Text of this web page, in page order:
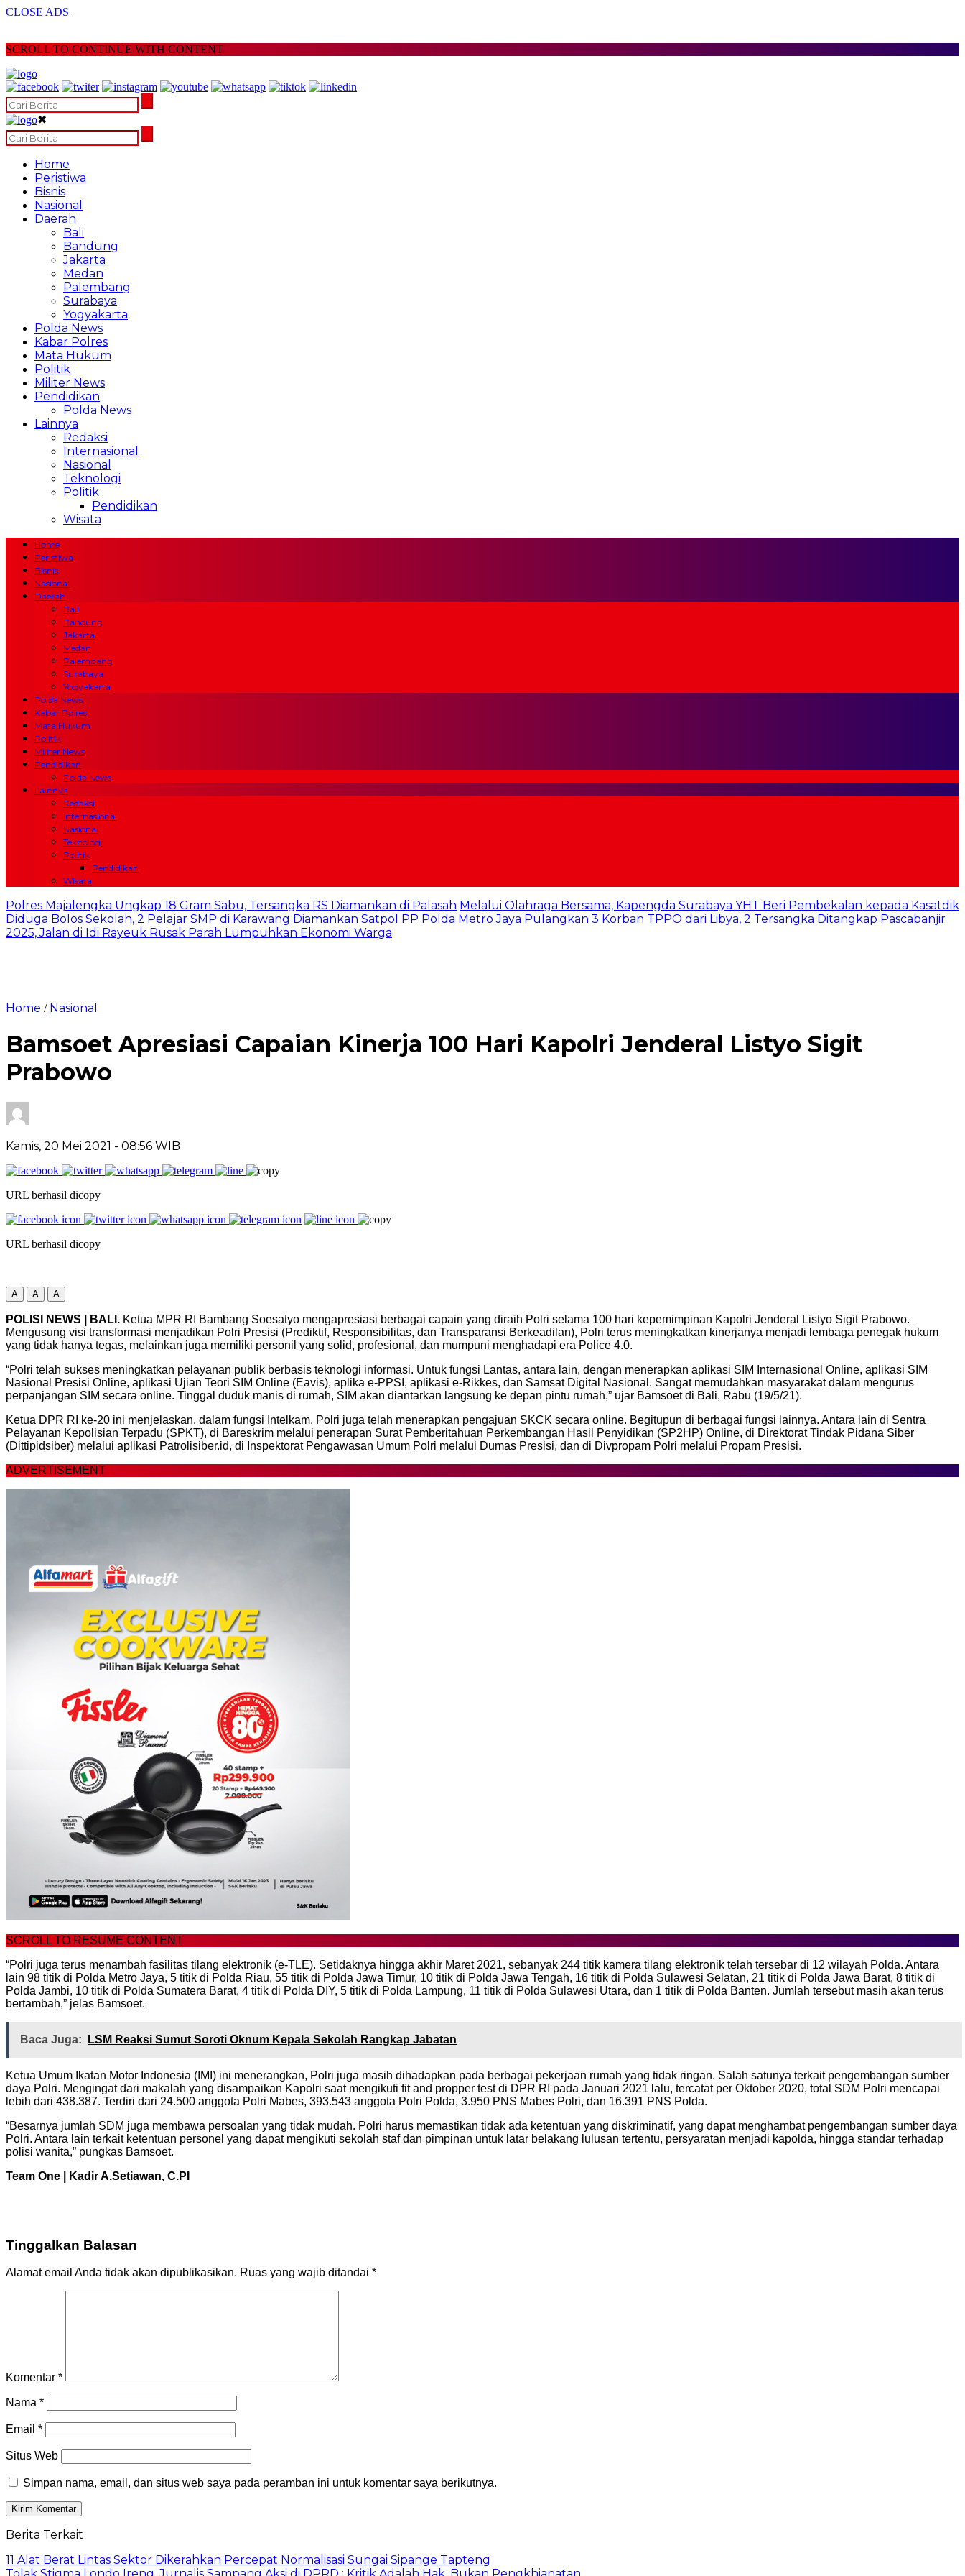
CLOSE ADS
SCROLL TO CONTINUE WITH CONTENT
✖
Home
Peristiwa
Bisnis
Nasional
Daerah
Bali
Bandung
Jakarta
Medan
Palembang
Surabaya
Yogyakarta
Polda News
Kabar Polres
Mata Hukum
Politik
Militer News
Pendidikan
Polda News
Lainnya
Redaksi
Internasional
Nasional
Teknologi
Politik
Pendidikan
Wisata
Home
Peristiwa
Bisnis
Nasional
Daerah
Bali
Bandung
Jakarta
Medan
Palembang
Surabaya
Yogyakarta
Polda News
Kabar Polres
Mata Hukum
Politik
Militer News
Pendidikan
Polda News
Lainnya
Redaksi
Internasional
Nasional
Teknologi
Politik
Pendidikan
Wisata
Polres Majalengka Ungkap 18 Gram Sabu, Tersangka RS Diamankan di Palasah Melalui Olahraga Bersama, Kapengda Surabaya YHT Beri Pembekalan kepada Kasatdik
Diduga Bolos Sekolah, 2 Pelajar SMP di Karawang Diamankan Satpol PP Polda Metro Jaya Pulangkan 3 Korban TPPO dari Libya, 2 Tersangka Ditangkap Pascabanjir
2025, Jalan di Idi Rayeuk Rusak Parah Lumpuhkan Ekonomi Warga
Home / Nasional
Bamsoet Apresiasi Capaian Kinerja 100 Hari Kapolri Jenderal Listyo Sigit
Prabowo
Kamis, 20 Mei 2021 - 08:56 WIB
URL berhasil dicopy
URL berhasil dicopy
A A A
POLISI NEWS | BALI. Ketua MPR RI Bambang Soesatyo mengapresiasi berbagai capain yang diraih Polri selama 100 hari kepemimpinan Kapolri Jenderal Listyo Sigit Prabowo.
Mengusung visi transformasi menjadikan Polri Presisi (Prediktif, Responsibilitas, dan Transparansi Berkeadilan), Polri terus meningkatkan kinerjanya menjadi lembaga penegak hukum
yang tidak hanya tegas, melainkan juga memiliki personil yang solid, profesional, dan mumpuni menghadapi era Police 4.0.
“Polri telah sukses meningkatkan pelayanan publik berbasis teknologi informasi. Untuk fungsi Lantas, antara lain, dengan menerapkan aplikasi SIM Internasional Online, aplikasi SIM
Nasional Presisi Online, aplikasi Ujian Teori SIM Online (Eavis), aplika e-PPSI, aplikasi e-Rikkes, dan Samsat Digital Nasional. Sangat memudahkan masyarakat dalam mengurus
perpanjangan SIM secara online. Tinggal duduk manis di rumah, SIM akan diantarkan langsung ke depan pintu rumah,” ujar Bamsoet di Bali, Rabu (19/5/21).
Ketua DPR RI ke-20 ini menjelaskan, dalam fungsi Intelkam, Polri juga telah menerapkan pengajuan SKCK secara online. Begitupun di berbagai fungsi lainnya. Antara lain di Sentra
Pelayanan Kepolisian Terpadu (SPKT), di Bareskrim melalui penerapan Surat Pemberitahuan Perkembangan Hasil Penyidikan (SP2HP) Online, di Direktorat Tindak Pidana Siber
(Dittipidsiber) melalui aplikasi Patrolisiber.id, di Inspektorat Pengawasan Umum Polri melalui Dumas Presisi, dan di Divpropam Polri melalui Propam Presisi.
ADVERTISEMENT
SCROLL TO RESUME CONTENT
“Polri juga terus menambah fasilitas tilang elektronik (e-TLE). Setidaknya hingga akhir Maret 2021, sebanyak 244 titik kamera tilang elektronik telah tersebar di 12 wilayah Polda. Antara
lain 98 titik di Polda Metro Jaya, 5 titik di Polda Riau, 55 titik di Polda Jawa Timur, 10 titik di Polda Jawa Tengah, 16 titik di Polda Sulawesi Selatan, 21 titik di Polda Jawa Barat, 8 titik di
Polda Jambi, 10 titik di Polda Sumatera Barat, 4 titik di Polda DIY, 5 titik di Polda Lampung, 11 titik di Polda Sulawesi Utara, dan 1 titik di Polda Banten. Jumlah tersebut masih akan terus
bertambah,” jelas Bamsoet.
Baca Juga: LSM Reaksi Sumut Soroti Oknum Kepala Sekolah Rangkap Jabatan
Ketua Umum Ikatan Motor Indonesia (IMI) ini menerangkan, Polri juga masih dihadapkan pada berbagai pekerjaan rumah yang tidak ringan. Salah satunya terkait pengembangan sumber
daya Polri. Mengingat dari makalah yang disampaikan Kapolri saat mengikuti fit and propper test di DPR RI pada Januari 2021 lalu, tercatat per Oktober 2020, total SDM Polri mencapai
lebih dari 438.387. Terdiri dari 24.500 anggota Polri Mabes, 393.543 anggota Polri Polda, 3.950 PNS Mabes Polri, dan 16.391 PNS Polda.
“Besarnya jumlah SDM juga membawa persoalan yang tidak mudah. Polri harus memastikan tidak ada ketentuan yang diskriminatif, yang dapat menghambat pengembangan sumber daya
Polri. Antara lain terkait ketentuan personel yang dapat mengikuti sekolah staf dan pimpinan untuk latar belakang lulusan tertentu, persyaratan menjadi kapolda, hingga standar terhadap
polisi wanita,” pungkas Bamsoet.
Team One | Kadir A.Setiawan, C.PI
Tinggalkan Balasan
Alamat email Anda tidak akan dipublikasikan. Ruas yang wajib ditandai *
Komentar *
Nama *
Email *
Situs Web
Simpan nama, email, dan situs web saya pada peramban ini untuk komentar saya berikutnya.
Berita Terkait
11 Alat Berat Lintas Sektor Dikerahkan Percepat Normalisasi Sungai Sipange Tapteng